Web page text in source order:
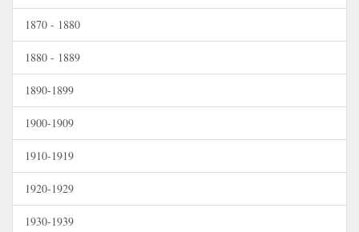
1870 - 1880
1880 - 1889
1890-1899
1900-1909
1910-1919
1920-1929
1930-1939